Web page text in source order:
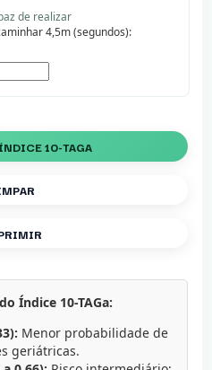
de realizar
4,5m (segundos):
10-TAGA
Índice 10-TAGa:
Menor probabilidade de
geriátricas.